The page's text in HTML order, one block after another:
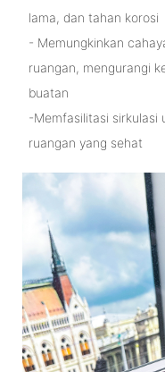
lama, dan tahan korosi
- Memungkinkan
ruangan, mengurangi
buatan
-Memfasilitasi sirkulasi
ruangan yang sehat